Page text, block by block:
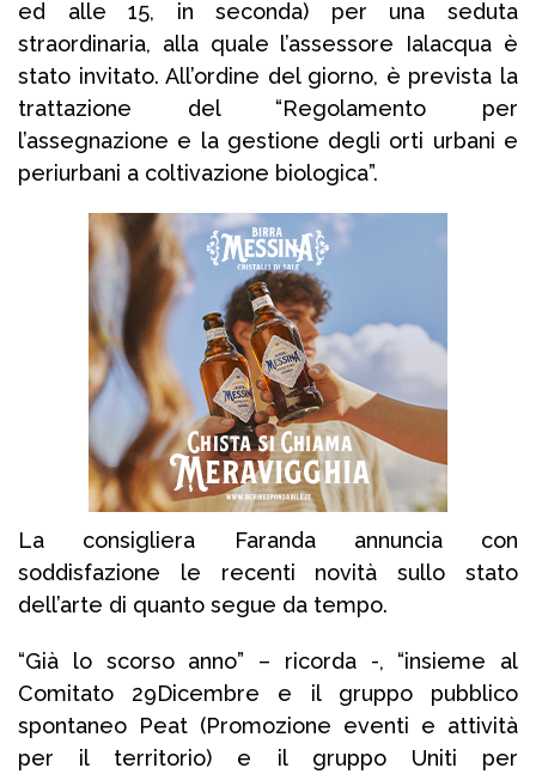
ed alle 15, in seconda) per una seduta
straordinaria, alla quale l’assessore Ialacqua è
stato invitato. All’ordine del giorno, è prevista la
trattazione del “Regolamento per
l’assegnazione e la gestione degli orti urbani e
periurbani a coltivazione biologica”.
La consigliera Faranda annuncia con
soddisfazione le recenti novità sullo stato
dell’arte di quanto segue da tempo.
“Già lo scorso anno” – ricorda -, “insieme al
Comitato 29Dicembre e il gruppo pubblico
spontaneo Peat (Promozione eventi e attività
per il territorio) e il gruppo Uniti per